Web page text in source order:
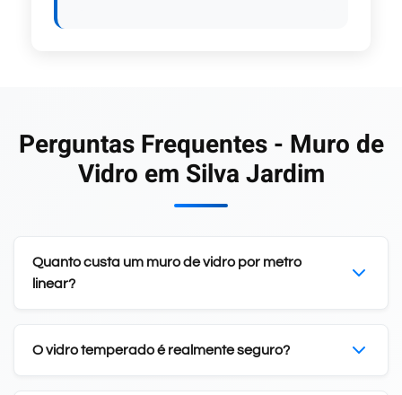
Perguntas Frequentes - Muro de
Vidro em Silva Jardim
Quanto custa um muro de vidro por metro
linear?
O vidro temperado é realmente seguro?